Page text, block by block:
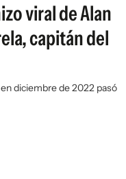
viral de Alan
capitán del
diciembre de 2022 pasó